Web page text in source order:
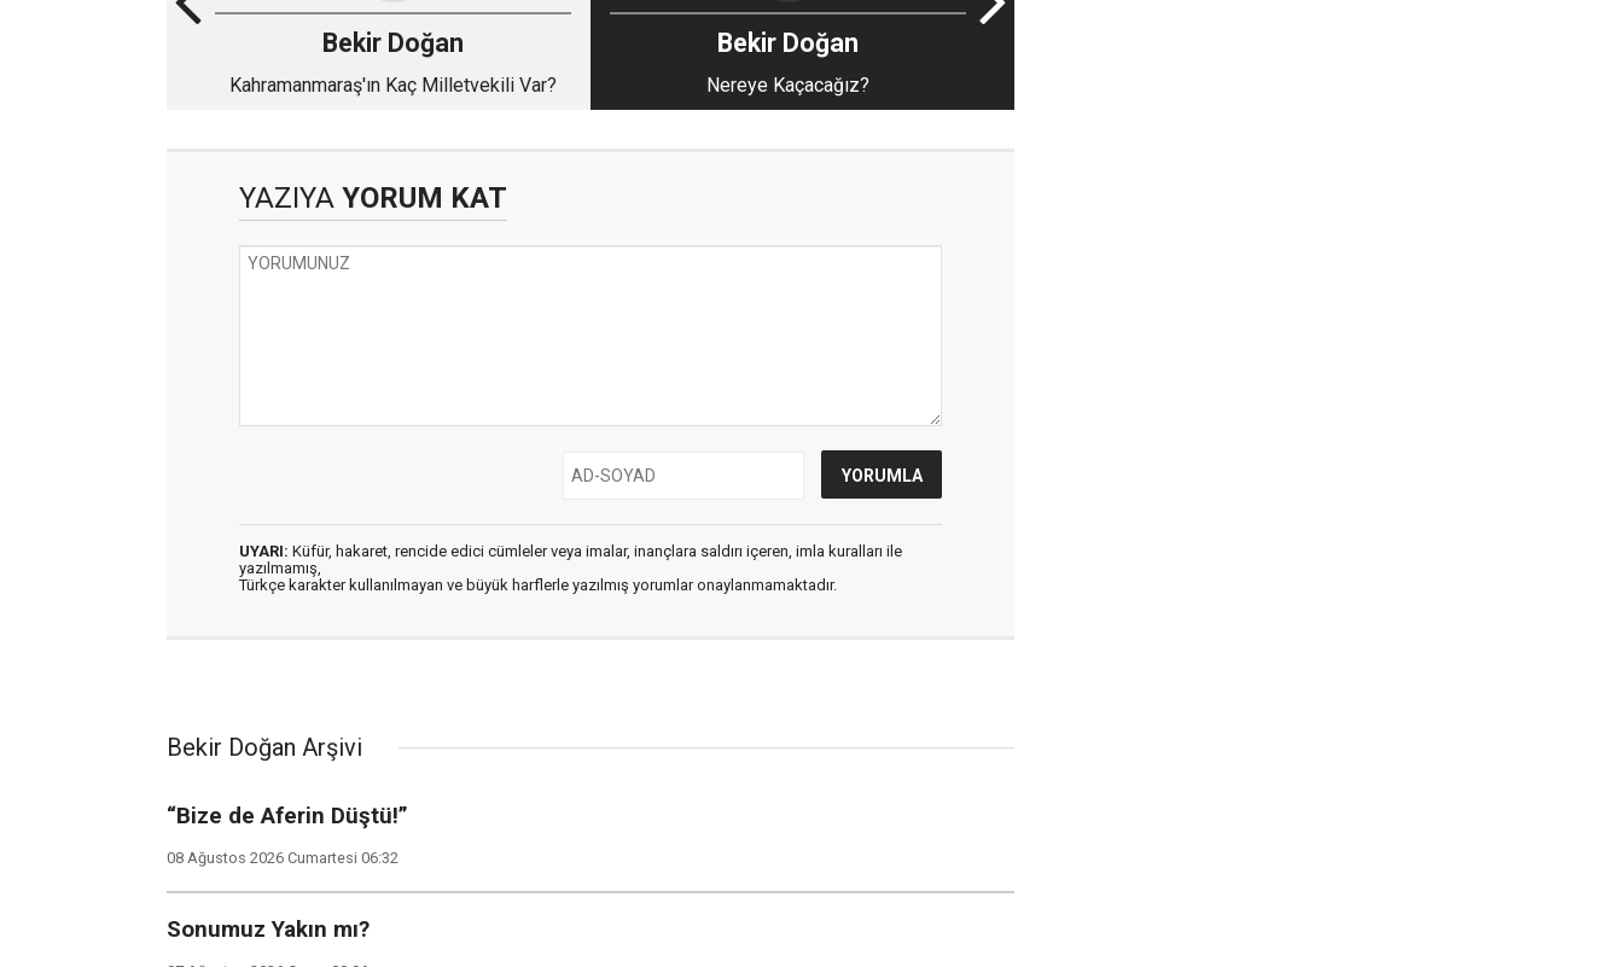
Bekir Doğan
Kahramanmaraş'ın Kaç Milletvekili Var?
Bekir Doğan
Nereye Kaçacağız?
YAZIYA YORUM KAT
UYARI: Küfür, hakaret, rencide edici cümleler veya imalar, inançlara saldırı içeren, imla kuralları ile
yazılmamış,
Türkçe karakter kullanılmayan ve büyük harflerle yazılmış yorumlar onaylanmamaktadır.
Bekir Doğan Arşivi
“Bize de Aferin Düştü!”
08 Ağustos 2026 Cumartesi 06:32
Sonumuz Yakın mı?